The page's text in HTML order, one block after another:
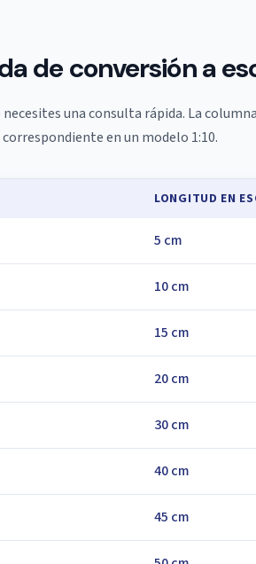
de conversión a
una consulta rápida. La
en un modelo 1:10.
LONGITUD EN
5 cm
10 cm
15 cm
20 cm
30 cm
40 cm
45 cm